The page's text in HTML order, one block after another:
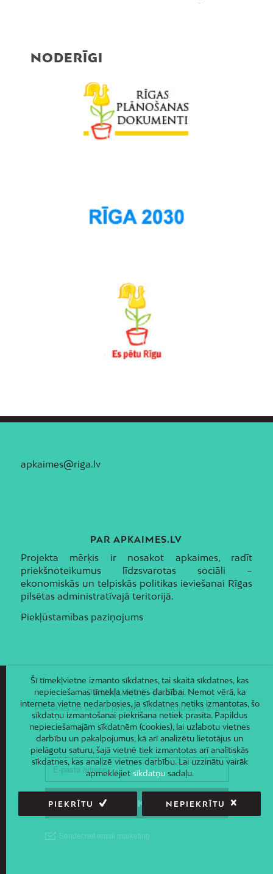
NODERĪGI
apkaimes@riga.lv
PAR APKAIMES.LV
Projekta mērķis ir nosakot apkaimes, radīt
priekšnoteikumus līdzsvarotas sociāli –
ekonomiskās un telpiskās politikas ieviešanai Rīgas
pilsētas administratīvajā teritorijā.
Piekļūstamības paziņojums
JAUNUMI E-PASTĀ
Piesakies un saņem jaunāko informāciju savā e-pastā!
Šī tīmekļvietne izmanto sīkdatnes, tai skaitā sīkdatnes, kas
nepieciešamas tīmekļa vietnes darbībai. Ņemot vērā, ka
interneta vietne nedarbosies, ja sīkdatnes netiks izmantotas, šo
sīkdatņu izmantošanai piekrišana netiek prasīta. Papildus
nepieciešamajām sīkdatnēm (cookies), lai uzlabotu vietnes
darbību un pakalpojumus, kā arī analizētu lietotājus un
pielāgotu saturu, šajā vietnē tiek izmantotas arī analītiskās
sīkdatnes, kas analizē vietnes darbību. Lai uzzinātu vairāk
apmeklējiet sīkdatņusadaļu.
PIEKRĪTU NEPIEKRĪTU